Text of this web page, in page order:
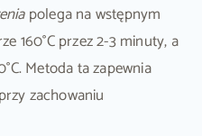
polega na wstępnym
160°C przez 2-3 minuty, a
Metoda ta zapewnia
zachowaniu